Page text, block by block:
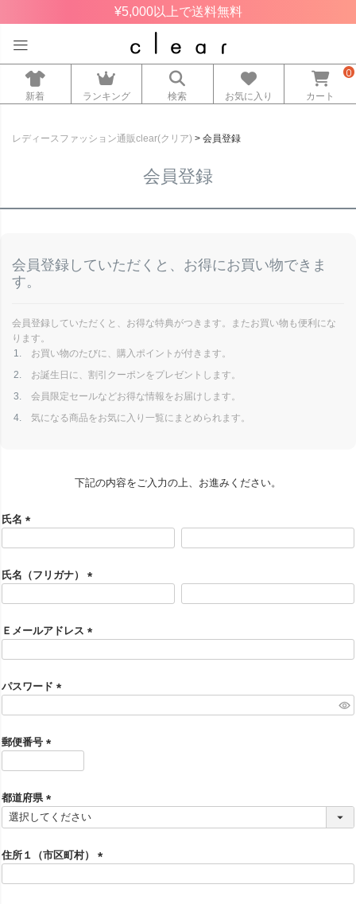
¥5,000以上で送料無料
新着 ランキング 検索 お気に入り カート
0
レディースファッション通販clear(クリア) 会員登録
会員登録
会員登録していただくと、お得にお買い物できま
す。
会員登録していただくと、お得な特典がつきます。またお買い物も便利にな
ります。
お買い物のたびに、購入ポイントが付きます。
お誕生日に、割引クーポンをプレゼントします。
会員限定セールなどお得な情報をお届けします。
気になる商品をお気に入り一覧にまとめられます。
下記の内容をご入力の上、お進みください。
氏名
須
)
氏名（フリガナ）
須
)
Ｅメールアドレス
)
パスワード
)
郵便番号
須
)
都道府県
(
須
)
住所１（市区町村）